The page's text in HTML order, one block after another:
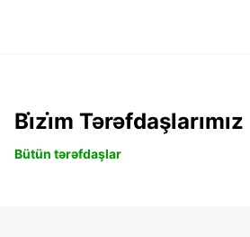
Bi̇zi̇m Tərəfdaşlarımız
Bütün tərəfdaşlar